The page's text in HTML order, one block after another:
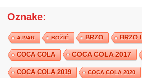
Oznake:
AJVAR BOŽIĆ BRZO BRZO
COCA COLA COCA COLA 2017
COCA COLA 2019 COCA COLA 2020